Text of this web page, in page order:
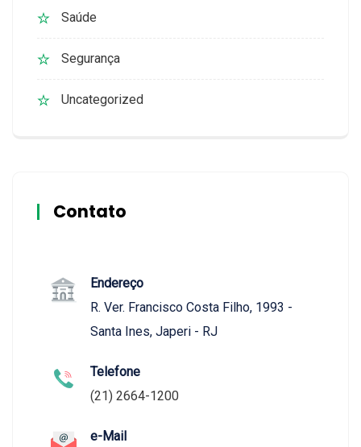
Saúde
Segurança
Uncategorized
Contato
Endereço
R. Ver. Francisco Costa Filho, 1993 -
Santa Ines, Japeri - RJ
Telefone
(21) 2664-1200
e-Mail